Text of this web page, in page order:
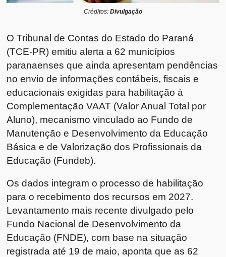
Créditos: Divulgação
O Tribunal de Contas do Estado do Paraná
(TCE-PR) emitiu alerta a 62 municípios
paranaenses que ainda apresentam pendências
no envio de informações contábeis, fiscais e
educacionais exigidas para habilitação à
Complementação VAAT (Valor Anual Total por
Aluno), mecanismo vinculado ao Fundo de
Manutenção e Desenvolvimento da Educação
Básica e de Valorização dos Profissionais da
Educação (Fundeb).
Os dados integram o processo de habilitação
para o recebimento dos recursos em 2027.
Levantamento mais recente divulgado pelo
Fundo Nacional de Desenvolvimento da
Educação (FNDE), com base na situação
registrada até 19 de maio, aponta que as 62